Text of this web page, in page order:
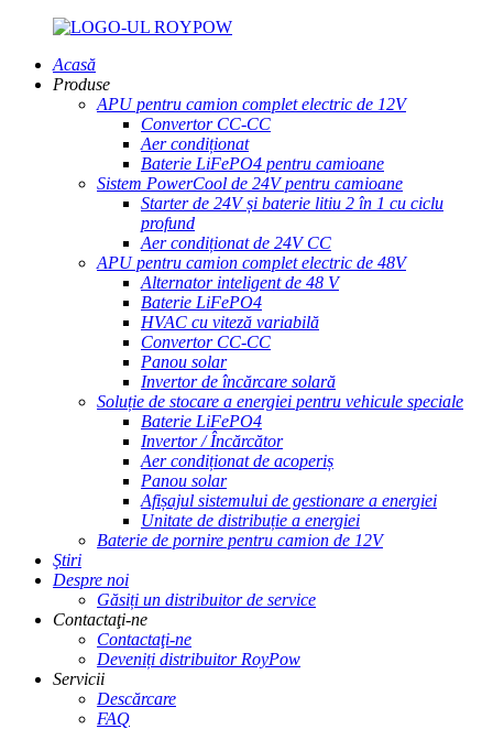
Acasă
Produse
APU pentru camion complet electric de 12V
Convertor CC-CC
Aer condiționat
Baterie LiFePO4 pentru camioane
Sistem PowerCool de 24V pentru camioane
Starter de 24V și baterie litiu 2 în 1 cu ciclu
profund
Aer condiționat de 24V CC
APU pentru camion complet electric de 48V
Alternator inteligent de 48 V
Baterie LiFePO4
HVAC cu viteză variabilă
Convertor CC-CC
Panou solar
Invertor de încărcare solară
Soluție de stocare a energiei pentru vehicule speciale
Baterie LiFePO4
Invertor / Încărcător
Aer condiționat de acoperiș
Panou solar
Afișajul sistemului de gestionare a energiei
Unitate de distribuție a energiei
Baterie de pornire pentru camion de 12V
Ştiri
Despre noi
Găsiți un distribuitor de service
Contactaţi-ne
Contactaţi-ne
Deveniți distribuitor RoyPow
Servicii
Descărcare
FAQ